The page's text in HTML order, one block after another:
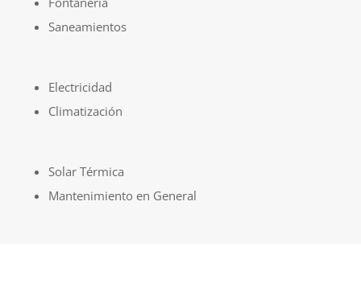
Saneamientos
Electricidad
Climatización
Solar Térmica
Mantenimiento en General